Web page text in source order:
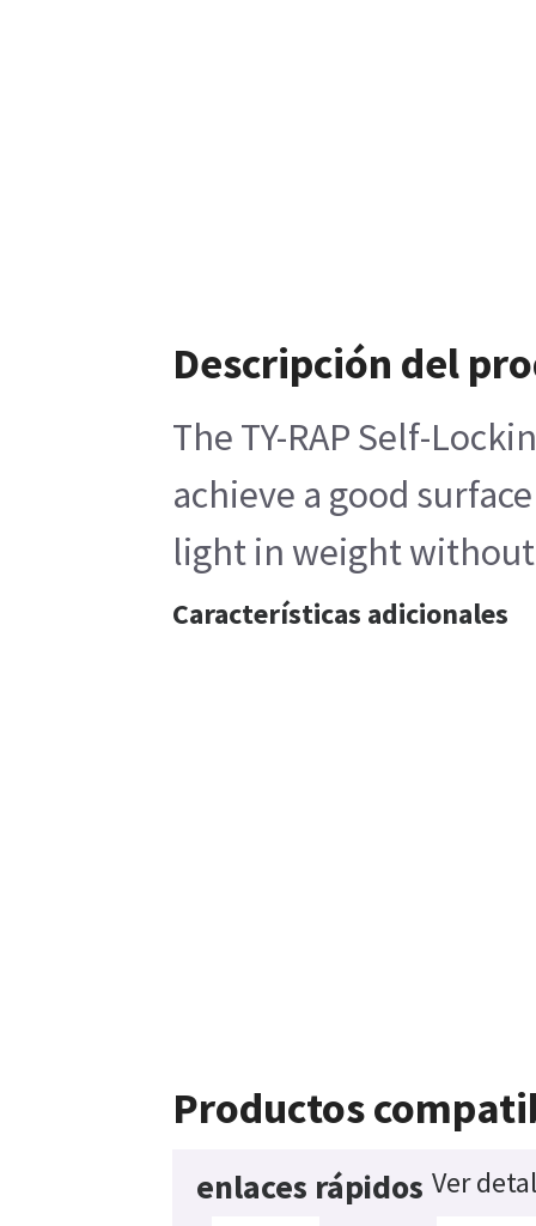
Descripción del
The TY-RAP Self-
achieve a good
light in weight
Características adicionales
Productos
enlaces rápidos Ver